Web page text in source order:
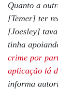
Quanto a
[Temer] ter
[Joesley]
tinha
crime por
aplicação lá
informa